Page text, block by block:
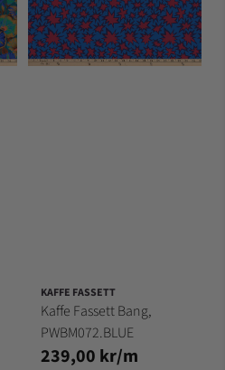
KAFFE FASSETT
Kaffe Fassett Bang,
PWBM072.BLUE
239,00 kr/m